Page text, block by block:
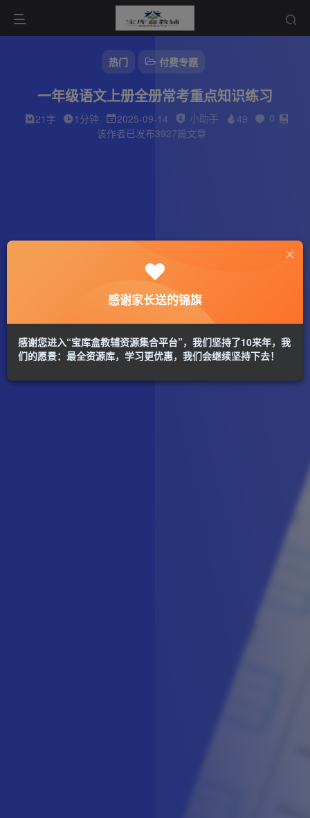
热门 付费专题
一年级语文上册全册常考重点知识练习
21字 1分钟 2025-09-14 小助手 49
0
该作者已发布3927篇文章
感谢家长送的锦旗
感谢您进入“宝库盒教辅资源集合平台”，我们坚持了10来年，我
们的愿景：最全资源库，学习更优惠，我们会继续坚持下去！